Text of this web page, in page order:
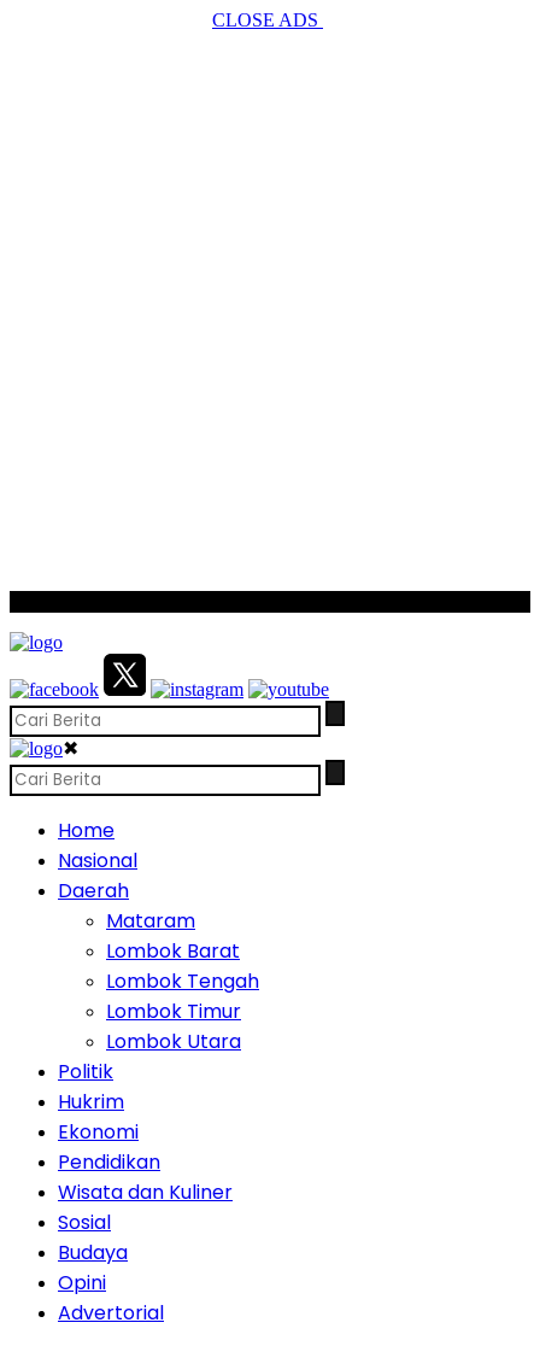
CLOSE ADS
✖
Home
Nasional
Daerah
Mataram
Lombok Barat
Lombok Tengah
Lombok Timur
Lombok Utara
Politik
Hukrim
Ekonomi
Pendidikan
Wisata dan Kuliner
Sosial
Budaya
Opini
Advertorial